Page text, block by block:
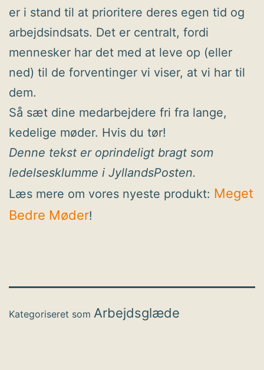
er i stand til at prioritere deres egen tid og
arbejdsindsats. Det er centralt, fordi
mennesker har det med at leve op (eller
ned) til de forventinger vi viser, at vi har til
dem.
Så sæt dine medarbejdere fri fra lange,
kedelige møder. Hvis du tør!
Denne tekst er oprindeligt bragt som
ledelsesklumme i JyllandsPosten.
Læs mere om vores nyeste produkt: Meget
Bedre Møder!
Kategoriseret som Arbejdsglæde